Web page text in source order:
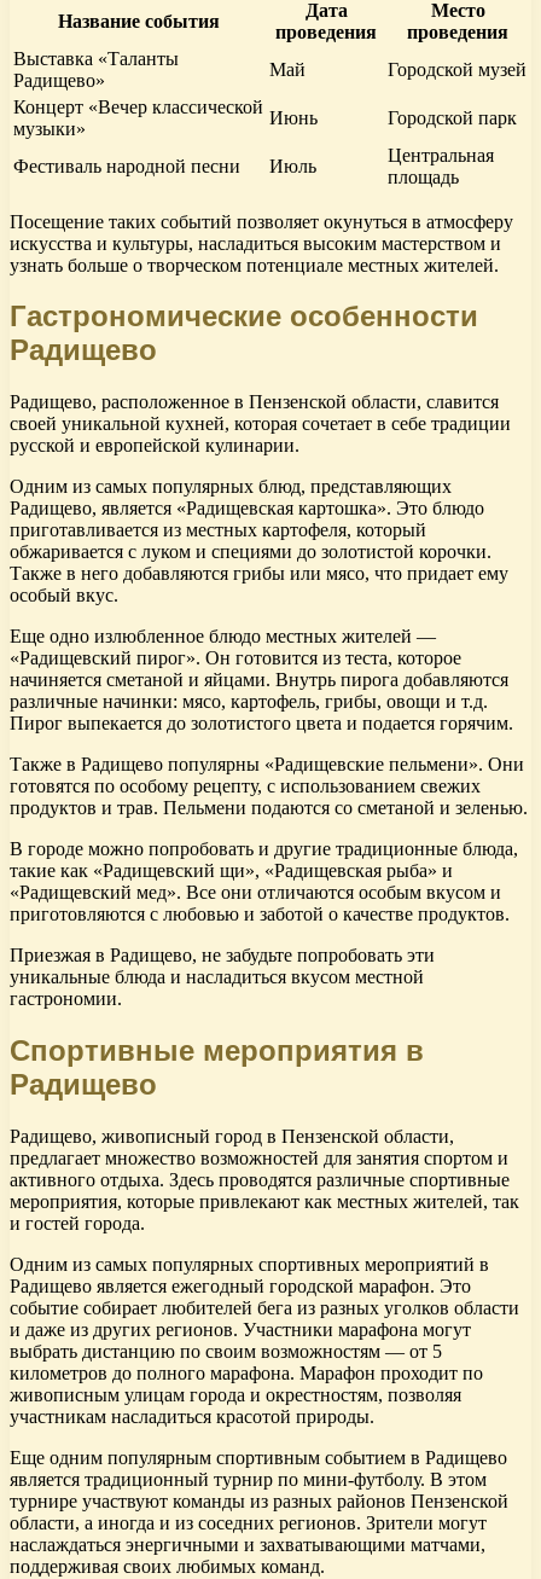
Название события
Дата
проведения
Место
проведения
Выставка «Таланты
Радищево»
Май
Городской музей
Концерт «Вечер классической
музыки»
Июнь Городской парк
Фестиваль народной песни Июль
Центральная
площадь
Посещение таких событий позволяет окунуться в атмосферу
искусства и культуры, насладиться высоким мастерством и
узнать больше о творческом потенциале местных жителей.
Гастрономические особенности
Радищево
Радищево, расположенное в Пензенской области, славится
своей уникальной кухней, которая сочетает в себе традиции
русской и европейской кулинарии.
Одним из самых популярных блюд, представляющих
Радищево, является «Радищевская картошка». Это блюдо
приготавливается из местных картофеля, который
обжаривается с луком и специями до золотистой корочки.
Также в него добавляются грибы или мясо, что придает ему
особый вкус.
Еще одно излюбленное блюдо местных жителей —
«Радищевский пирог». Он готовится из теста, которое
начиняется сметаной и яйцами. Внутрь пирога добавляются
различные начинки: мясо, картофель, грибы, овощи и т.д.
Пирог выпекается до золотистого цвета и подается горячим.
Также в Радищево популярны «Радищевские пельмени». Они
готовятся по особому рецепту, с использованием свежих
продуктов и трав. Пельмени подаются со сметаной и зеленью.
В городе можно попробовать и другие традиционные блюда,
такие как «Радищевский щи», «Радищевская рыба» и
«Радищевский мед». Все они отличаются особым вкусом и
приготовляются с любовью и заботой о качестве продуктов.
Приезжая в Радищево, не забудьте попробовать эти
уникальные блюда и насладиться вкусом местной
гастрономии.
Спортивные мероприятия в
Радищево
Радищево, живописный город в Пензенской области,
предлагает множество возможностей для занятия спортом и
активного отдыха. Здесь проводятся различные спортивные
мероприятия, которые привлекают как местных жителей, так
и гостей города.
Одним из самых популярных спортивных мероприятий в
Радищево является ежегодный городской марафон. Это
событие собирает любителей бега из разных уголков области
и даже из других регионов. Участники марафона могут
выбрать дистанцию по своим возможностям — от 5
километров до полного марафона. Марафон проходит по
живописным улицам города и окрестностям, позволяя
участникам насладиться красотой природы.
Еще одним популярным спортивным событием в Радищево
является традиционный турнир по мини-футболу. В этом
турнире участвуют команды из разных районов Пензенской
области, а иногда и из соседних регионов. Зрители могут
наслаждаться энергичными и захватывающими матчами,
поддерживая своих любимых команд.